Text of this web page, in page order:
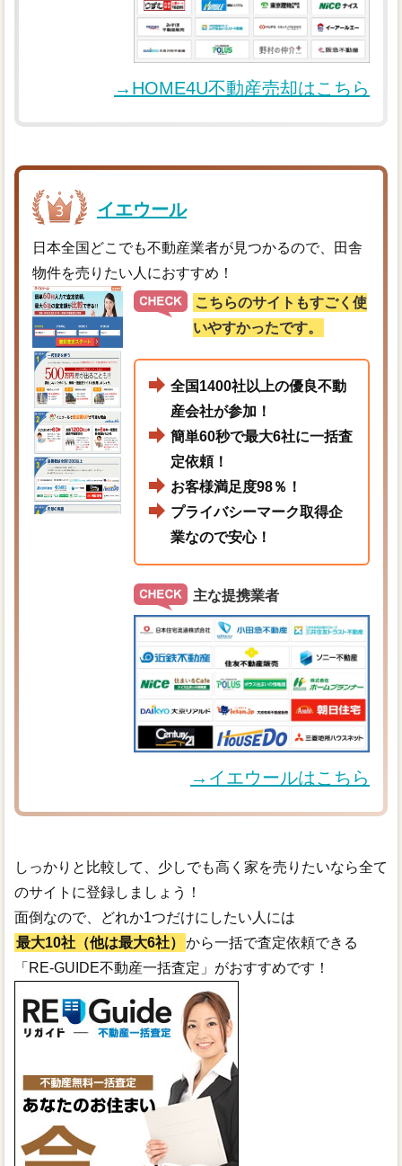
→HOME4U不動産売却はこちら
イエウール
日本全国どこでも不動産業者が見つかるので、田舎
物件を売りたい人におすすめ！
こちらのサイトもすごく使
いやすかったです。
全国1400社以上の優良不動
産会社が参加！
簡単60秒で最大6社に一括査
定依頼！
お客様満足度98％！
プライバシーマーク取得企
業なので安心！
主な提携業者
→イエウールはこちら
しっかりと比較して、少しでも高く家を売りたいなら全て
のサイトに登録しましょう！
面倒なので、どれか1つだけにしたい人には
最大10社（他は最大6社）
から一括で査定依頼できる
「RE-GUIDE不動産一括査定」がおすすめです！